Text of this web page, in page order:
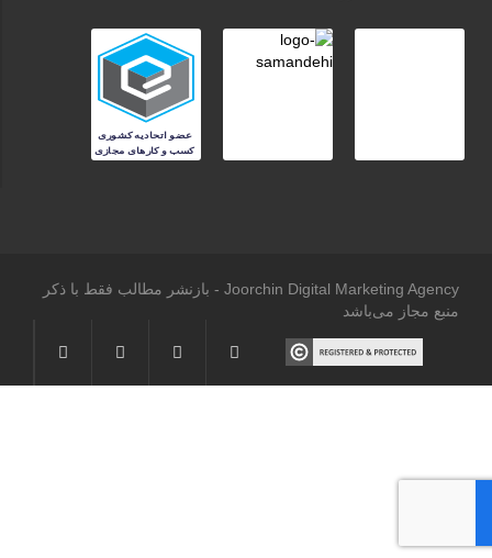
Joorchin Digital Marketing Agency - بازنشر مطالب فقط با ذکر
منبع مجاز می‌باشد